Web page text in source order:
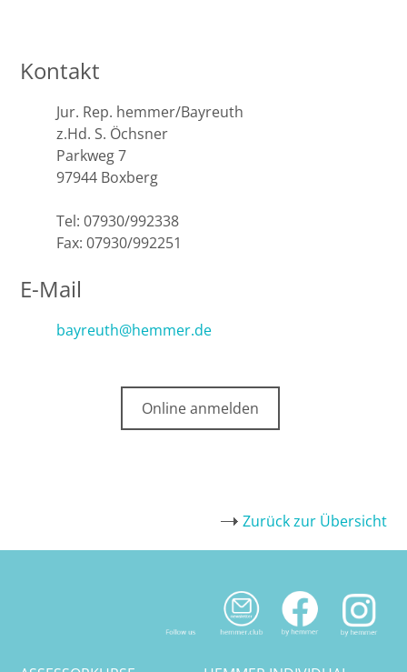
Kontakt
Jur. Rep. hemmer/Bayreuth
z.Hd. S. Öchsner
Parkweg 7
97944 Boxberg
Tel: 07930/992338
Fax: 07930/992251
E-Mail
bayreuth@hemmer.de
Online anmelden
Zurück zur Übersicht